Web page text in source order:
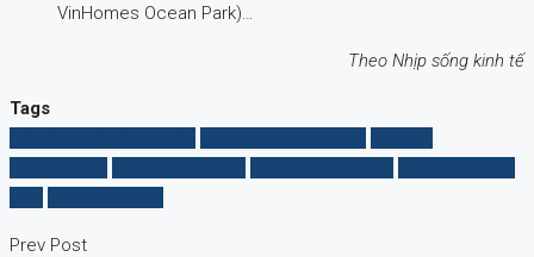
VinHomes Ocean Park)…
Theo Nhịp sống kinh tế
Tags
Prev Post